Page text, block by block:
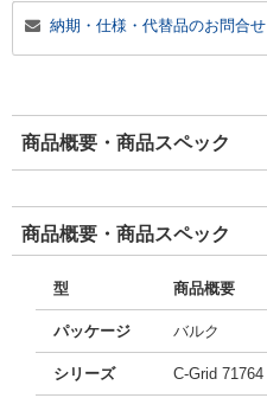
納期・仕様・代替品のお問合せ
商品概要・商品スペック
商品概要・商品スペック
型 商品概要
パッケージ バルク
シリーズ C-Grid 71764